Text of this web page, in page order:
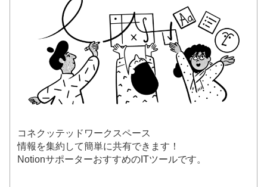
コネクッテッドワークスペース
情報を集約して簡単に共有できます！
NotionサポーターおすすめのITツールです。